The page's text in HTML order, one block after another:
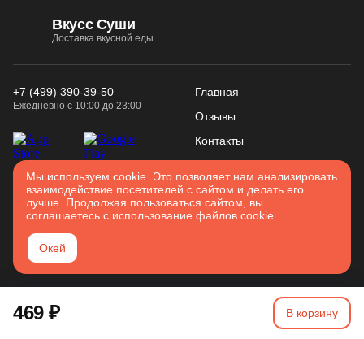
Использование
cookies
Мы используем cookie. Это позволяет нам анализировать
взаимодействие посетителей с сайтом и делать его
лучше. Продолжая пользоваться сайтом, вы
соглашаетесь с использование файлов cookie
Окей
469 ₽ В корзину
Вкусс Суши
Доставка вкусной еды
+7 (499) 390-39-50
Ежедневно с 10:00 до 23:00
Войти
Главная
Отзывы
Контакты
Соглашение
Карта сайта
Серпухов
Разработано в